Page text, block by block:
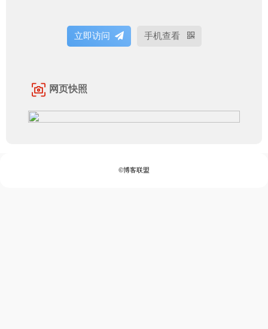
立即访问 手机查看
网页快照
©博客联盟